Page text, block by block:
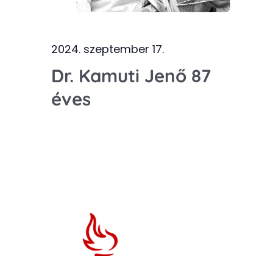
2024. szeptember 17.
Dr. Kamuti Jenő 87
éves